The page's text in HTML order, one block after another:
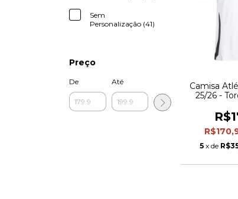
Sem
Personalização (41)
Preço
De Até
Camisa
25/26 -
5 x de